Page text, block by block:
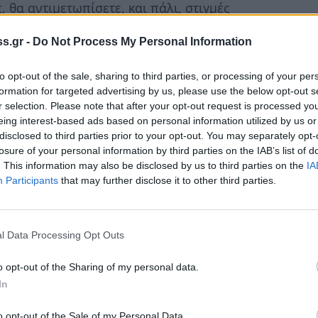
- Do Not Process My Personal Information
opt-out of the sale, sharing to third parties, or processing of your
for targeted advertising by us, please use the below opt-out
selection. Please note that after your opt-out request is processed
interest-based ads based on personal information utilized by us
to third parties prior to your opt-out. You may separately
of your personal information by third parties on the IAB’s list of
This information may also be disclosed by us to third parties on the
Participants that may further disclose it to other third parties.
Data Processing Opt Outs
opt-out of the Sharing of my personal data.
opt-out of the Sale of my Personal Data.
αντιμετωπίσετε, και πάλι, στιγμές
μια απλή καταγραφή ονομάτων που αν
ες για τη Δημαρχία της Σπάρτης:
Σπύρος Μοιράγιας, Δημήτρης
Βερούτης, Τασία Κανελλοπούλου,
Σκρεπέτης, Σκούρος Χαράλαμπος…
παρόντα τον νυν δήμαρχος κ